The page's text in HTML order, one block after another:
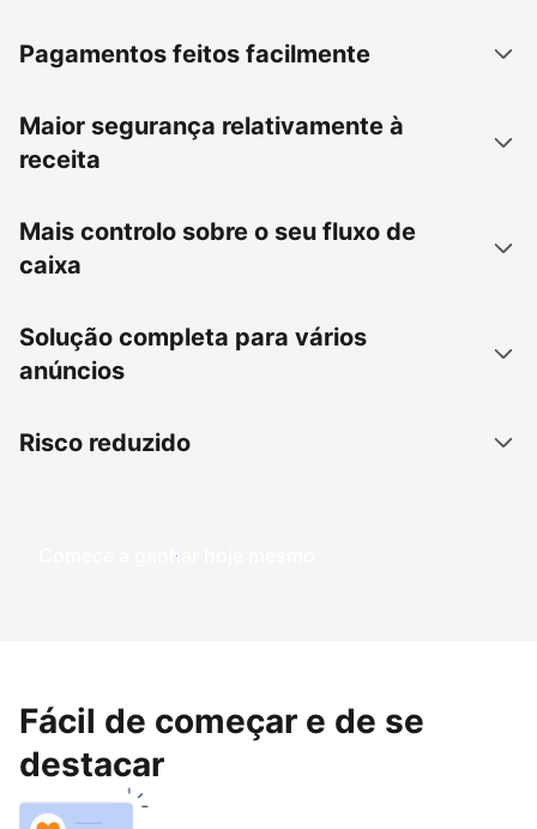
Pagamentos feitos facilmente
Maior segurança relativamente à
receita
Mais controlo sobre o seu fluxo de
caixa
Solução completa para vários
anúncios
Risco reduzido
Comece a ganhar hoje mesmo
Fácil de começar e de se
destacar